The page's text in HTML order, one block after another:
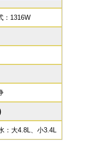
：1316W
：大4.8L、小3.4L